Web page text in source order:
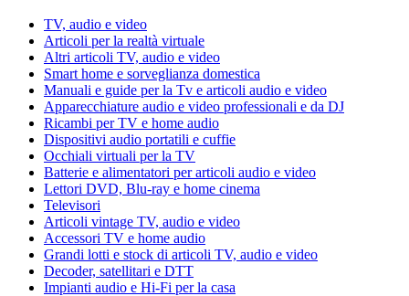
TV, audio e video
Articoli per la realtà virtuale
Altri articoli TV, audio e video
Smart home e sorveglianza domestica
Manuali e guide per la Tv e articoli audio e video
Apparecchiature audio e video professionali e da DJ
Ricambi per TV e home audio
Dispositivi audio portatili e cuffie
Occhiali virtuali per la TV
Batterie e alimentatori per articoli audio e video
Lettori DVD, Blu-ray e home cinema
Televisori
Articoli vintage TV, audio e video
Accessori TV e home audio
Grandi lotti e stock di articoli TV, audio e video
Decoder, satellitari e DTT
Impianti audio e Hi-Fi per la casa